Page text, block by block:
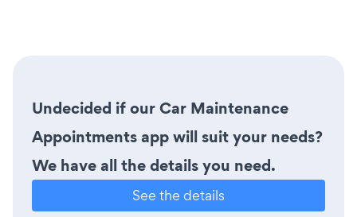
Undecided if our Car Maintenance
Appointments app will suit your needs?
We have all the details you need.
See the details